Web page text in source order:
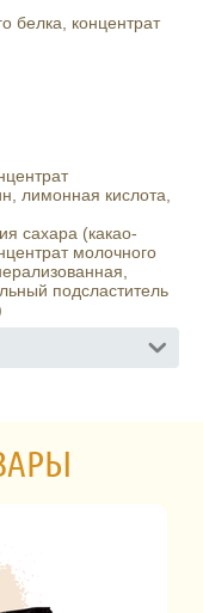
белка, концентрат
лимонная кислота,
сахара (какао-
молочного
подсластитель